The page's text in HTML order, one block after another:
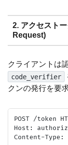
2. アクセスト
Request)
クライアントは
code_verifier
クンの発行を要
POST /token
Host:
Content-Type: